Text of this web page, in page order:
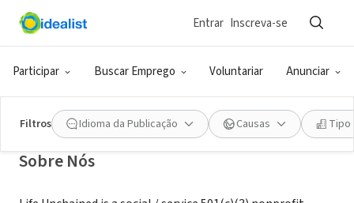
Participar Buscar Emprego Voluntariar Anunciar
Entrar Inscreva-se
Filtros Idioma da Publicação Causas Tipo
ONG (SETOR SOCIAL)
Life Unchained Reading
Sobre Nós